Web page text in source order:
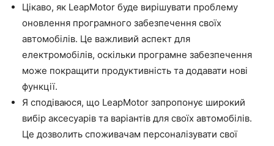
Цікаво, як LeapMotor буде вирішувати проблему
оновлення програмного забезпечення своїх
автомобілів. Це важливий аспект для
електромобілів, оскільки програмне забезпечення
може покращити продуктивність та додавати нові
функції.
Я сподіваюся, що LeapMotor запропонує широкий
вибір аксесуарів та варіантів для своїх автомобілів.
Це дозволить споживачам персоналізувати свої